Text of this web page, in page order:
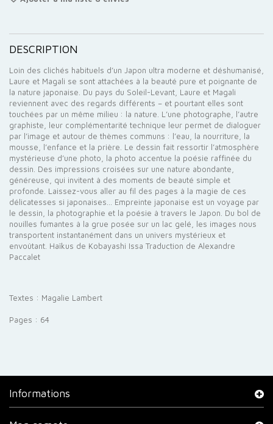
DESCRIPTION
Loin des clichés habituels d’un Japon ultra moderne et déshumanisé,
Laure et Magali se sont attachées à la beauté pure et poignante de
la nature japonaise. Du pays du Soleil-Levant, Laure et Magali
reviennent avec des regards différents – et pourtant elles sont
touchées par un même milieu : la nature. L’une photographe, l’autre
graphiste, leur complémentarité technique leur permet de dialoguer
par l’image et autour de thèmes communs : l’eau, la nourriture, la
mousse, l’enfance et la prière. Le dessin fait ressortir l’atmosphère
mystérieuse d’une photo, la photo accentue la poésie raffinée du
dessin. Des impressions croisées sur une nature abondante,
généreuse, qui invitent à des moments de beauté simple et
profonde. Laissez-vous aller au fil des pages à la magie de ces
délicatesses si japonaises… Empreinte japonaise est un voyage par
le dessin, la photographie et la poésie à travers le Japon. Du bol de
nouilles fumantes à la grue posée sur un lac gelé, les images nous
transportent instantanément dans un univers mystérieux et
envoûtant. Haïkus de Kobayashi Issa Traduction de Alexandre
Paccalet
Textes : Magalie Lambert
Pages : 64
Informations